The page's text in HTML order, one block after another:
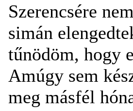
Szerencsére
simán
tűnödöm, hogy
Amúgy sem
meg másfél